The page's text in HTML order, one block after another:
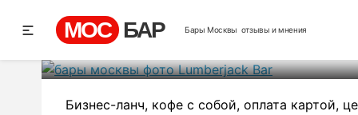
МОС БАР Бары Москвы отзывы и мнения
Бизнес-ланч, кофе с собой, оплата картой,